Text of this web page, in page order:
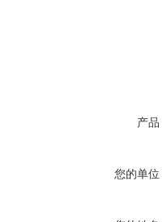
产品
您的单位